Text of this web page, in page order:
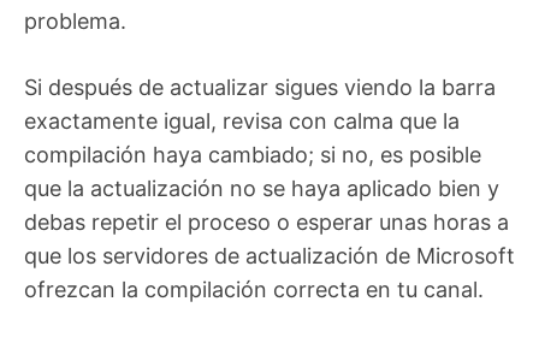
problema.
Si después de actualizar sigues viendo la barra
exactamente igual, revisa con calma que la
compilación haya cambiado; si no, es posible
que la actualización no se haya aplicado bien y
debas repetir el proceso o esperar unas horas a
que los servidores de actualización de Microsoft
ofrezcan la compilación correcta en tu canal.